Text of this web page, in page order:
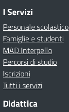
I Servizi
Personale scolastico
Famiglie e studenti
MAD Interpello
Percorsi di studio
Iscrizioni
Tutti i servizi
Didattica